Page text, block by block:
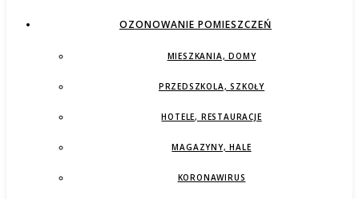
OZONOWANIE POMIESZCZEŃ
MIESZKANIA, DOMY
PRZEDSZKOLA, SZKOŁY
HOTELE, RESTAURACJE
MAGAZYNY, HALE
KORONAWIRUS